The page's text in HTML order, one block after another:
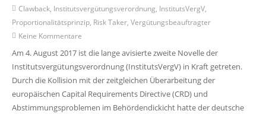
Clawback Institutsvergütungsverordnung InstitutsVergV
Proportionalitätsprinzip, Risk Taker, Vergütungsbeauftragter
Keine Kommentare
Am 4. August 2017 ist die lange avisierte zweite Novelle der
Institutsvergütungsverordnung (InstitutsVergV) in Kraft getreten.
Durch die Kollision mit der zeitgleichen Überarbeitung der
europäischen Capital Requirements Directive (CRD) und
Abstimmungsproblemen im Behördendickicht hatte der deutsche